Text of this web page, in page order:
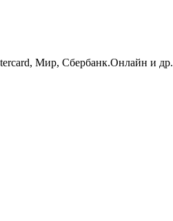
Мир, Сбербанк.Онлайн и др.